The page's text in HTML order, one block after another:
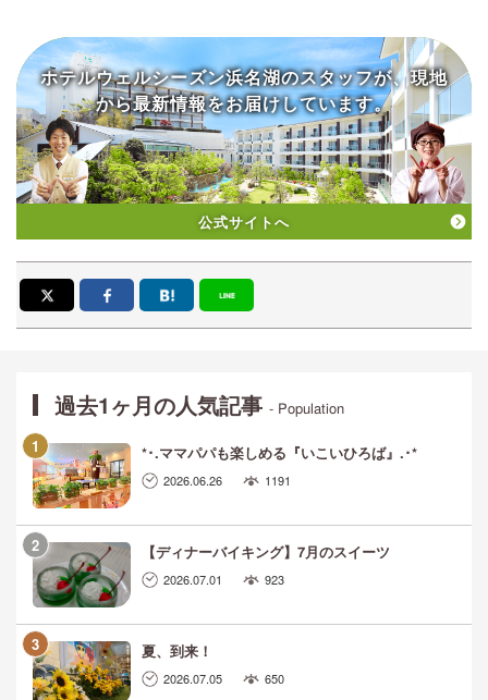
ホテルウェルシーズン浜名湖のスタッフが、現地
から最新情報をお届けしています。
公式サイトへ
過去1ヶ月の人気記事- Population
*･.ママパパも楽しめる『いこいひろば』.･*
2026.06.26 1191
【ディナーバイキング】7月のスイーツ
2026.07.01 923
夏、到来！
2026.07.05 650